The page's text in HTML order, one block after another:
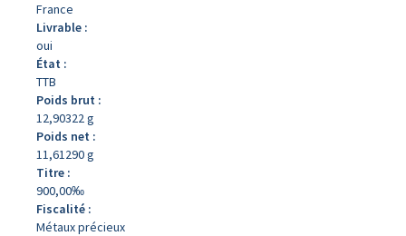
France
Livrable :
oui
État :
TTB
Poids brut :
12,90322 g
Poids net :
11,61290 g
Titre :
900,00‰
Fiscalité :
Métaux précieux